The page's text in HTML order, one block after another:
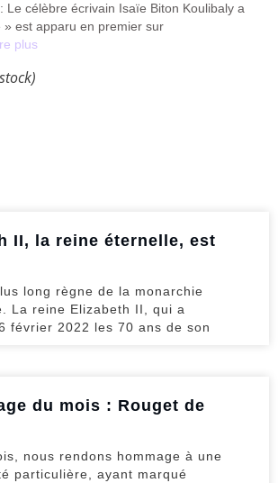
: Le célèbre écrivain Isaïe Biton Koulibaly a
» est apparu en premier sur
plus
II, la reine éternelle, est
long règne de la monarchie
La reine Elizabeth II, qui a
février 2022 les 70 ans de son
du mois : Rouget de
nous rendons hommage à une
particulière, ayant marqué